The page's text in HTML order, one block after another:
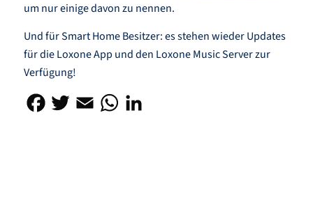
um nur einige davon zu nennen.
Und für Smart Home Besitzer: es stehen wieder Updates
für die Loxone App und den Loxone Music Server zur
Verfügung!